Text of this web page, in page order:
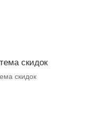
скидок
скидок